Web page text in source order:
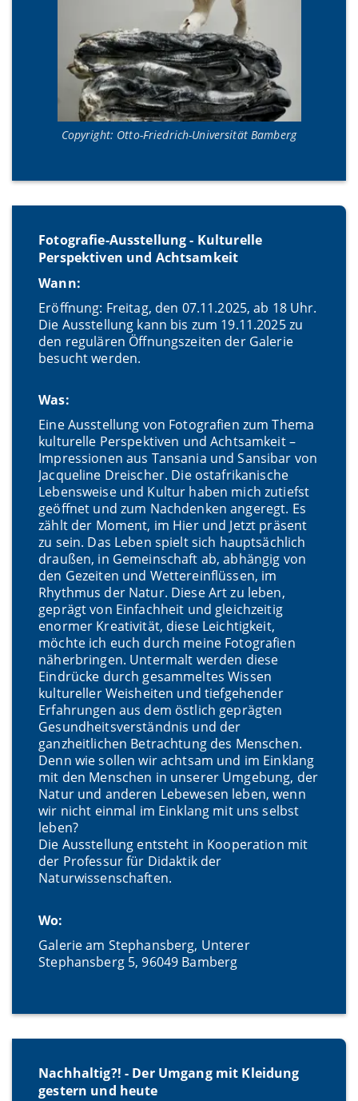
Copyright: Otto-Friedrich-Universität Bamberg
Fotografie-Ausstellung - Kulturelle
Perspektiven und Achtsamkeit
Wann:
Eröffnung: Freitag, den 07.11.2025, ab 18 Uhr.
Die Ausstellung kann bis zum 19.11.2025 zu
den regulären Öffnungszeiten der Galerie
besucht werden.
Was:
Eine Ausstellung von Fotografien zum Thema
kulturelle Perspektiven und Achtsamkeit –
Impressionen aus Tansania und Sansibar von
Jacqueline Dreischer. Die ostafrikanische
Lebensweise und Kultur haben mich zutiefst
geöffnet und zum Nachdenken angeregt. Es
zählt der Moment, im Hier und Jetzt präsent
zu sein. Das Leben spielt sich hauptsächlich
draußen, in Gemeinschaft ab, abhängig von
den Gezeiten und Wettereinflüssen, im
Rhythmus der Natur. Diese Art zu leben,
geprägt von Einfachheit und gleichzeitig
enormer Kreativität, diese Leichtigkeit,
möchte ich euch durch meine Fotografien
näherbringen. Untermalt werden diese
Eindrücke durch gesammeltes Wissen
kultureller Weisheiten und tiefgehender
Erfahrungen aus dem östlich geprägten
Gesundheitsverständnis und der
ganzheitlichen Betrachtung des Menschen.
Denn wie sollen wir achtsam und im Einklang
mit den Menschen in unserer Umgebung, der
Natur und anderen Lebewesen leben, wenn
wir nicht einmal im Einklang mit uns selbst
leben?
Die Ausstellung entsteht in Kooperation mit
der Professur für Didaktik der
Naturwissenschaften.
Wo:
Galerie am Stephansberg, Unterer
Stephansberg 5, 96049 Bamberg
Nachhaltig?! - Der Umgang mit Kleidung
gestern und heute